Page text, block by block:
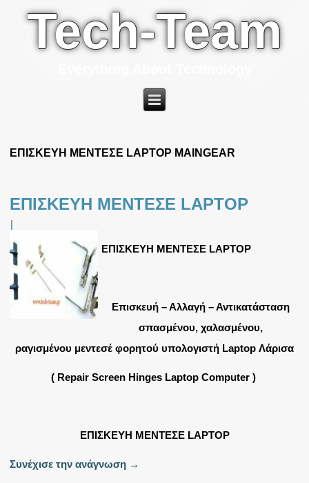
Tech-Team
ΕΠΙΣΚΕΥΗ ΜΕΝΤΕΣΕ LAPTOP MAINGEAR
ΕΠΙΣΚΕΥΗ ΜΕΝΤΕΣΕ LAPTOP
|
ΕΠΙΣΚΕΥΗ ΜΕΝΤΕΣΕ LAPTOP
Επισκευή – Αλλαγή – Αντικατάσταση
σπασμένου, χαλασμένου,
ραγισμένου μεντεσέ φορητού υπολογιστή Laptop Λάρισα
( Repair Screen Hinges Laptop Computer )
ΕΠΙΣΚΕΥΗ ΜΕΝΤΕΣΕ LAPTOP
Συνέχισε την ανάγνωση →